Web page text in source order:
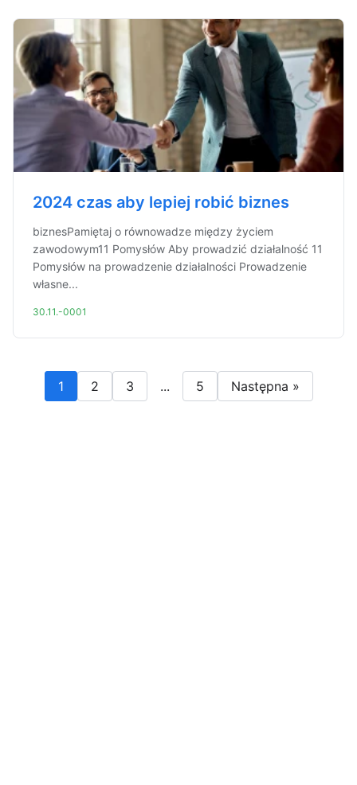
2024 czas aby lepiej robić biznes
biznesPamiętaj o równowadze między życiem
zawodowym11 Pomysłów Aby prowadzić działalność 11
Pomysłów na prowadzenie działalności Prowadzenie
własne...
30.11.-0001
1 2 3 ... 5 Następna »